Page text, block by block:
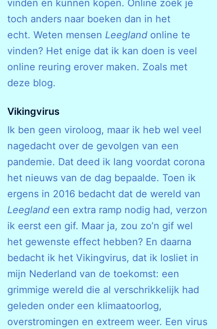
vinden en kunnen kopen. Online zoek je
toch anders naar boeken dan in het
echt. Weten mensen Leegland online te
vinden? Het enige dat ik kan doen is veel
online reuring erover maken. Zoals met
deze blog.
Vikingvirus
Ik ben geen viroloog, maar ik heb wel veel
nagedacht over de gevolgen van een
pandemie. Dat deed ik lang voordat corona
het nieuws van de dag bepaalde. Toen ik
ergens in 2016 bedacht dat de wereld van
Leegland een extra ramp nodig had, verzon
ik eerst een gif. Maar ja, zou zo’n gif wel
het gewenste effect hebben? En daarna
bedacht ik het Vikingvirus, dat ik losliet in
mijn Nederland van de toekomst: een
grimmige wereld die al verschrikkelijk had
geleden onder een klimaatoorlog,
overstromingen en extreem weer. Een virus